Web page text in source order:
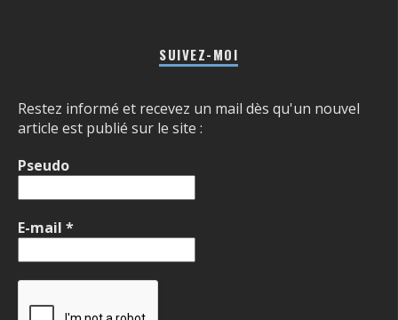
SUIVEZ-MOI
Restez informé et recevez un mail dès qu'un nouvel
article est publié sur le site :
Pseudo
E-mail *